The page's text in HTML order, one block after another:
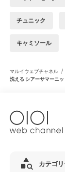
チュニック
キャミソール
マルイウェブチャネル /
洗える シアーサマーニ
カテゴ